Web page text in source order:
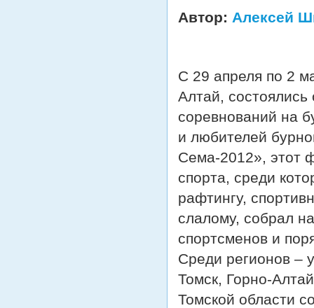
Автор: Алексей
С 29 апреля по 2
Алтай,
соревнований на
и любителей
Сема-2012», этот
спорта, среди
рафтингу,
слалому, собрал
спортсменов и
Среди регионов –
Томск, Горно-
Томской области